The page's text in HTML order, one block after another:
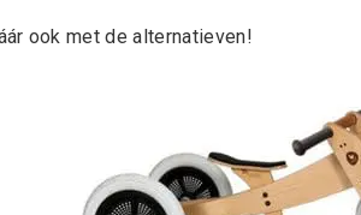
ook met de alternatieven!